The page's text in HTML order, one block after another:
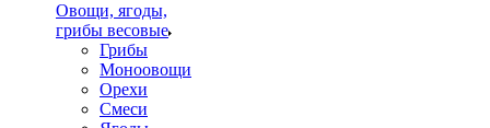
Овощи, ягоды,
грибы весовые
Грибы
Моноовощи
Орехи
Смеси